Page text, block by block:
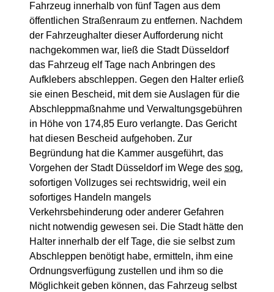
Fahrzeug innerhalb von fünf Tagen aus dem
öffentlichen Straßenraum zu entfernen. Nachdem
der Fahrzeughalter dieser Aufforderung nicht
nachgekommen war, ließ die Stadt Düsseldorf
das Fahrzeug elf Tage nach Anbringen des
Aufklebers abschleppen. Gegen den Halter erließ
sie einen Bescheid, mit dem sie Auslagen für die
Abschleppmaßnahme und Verwaltungsgebühren
in Höhe von 174,85 Euro verlangte. Das Gericht
hat diesen Bescheid aufgehoben. Zur
Begründung hat die Kammer ausgeführt, das
Vorgehen der Stadt Düsseldorf im Wege des sog.
sofortigen Vollzuges sei rechtswidrig, weil ein
sofortiges Handeln mangels
Verkehrsbehinderung oder anderer Gefahren
nicht notwendig gewesen sei. Die Stadt hätte den
Halter innerhalb der elf Tage, die sie selbst zum
Abschleppen benötigt habe, ermitteln, ihm eine
Ordnungsverfügung zustellen und ihm so die
Möglichkeit geben können, das Fahrzeug selbst